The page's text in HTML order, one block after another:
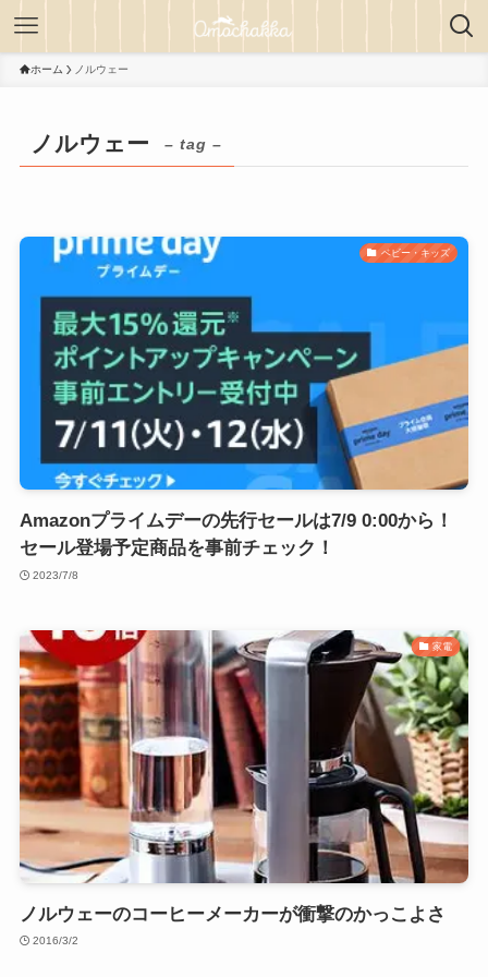
ホーム ノルウェー
ノルウェー – tag –
ベビー・キッズ
Amazonプライムデーの先行セールは7/9 0:00から！
セール登場予定商品を事前チェック！
2023/7/8
家電
ノルウェーのコーヒーメーカーが衝撃のかっこよさ
2016/3/2